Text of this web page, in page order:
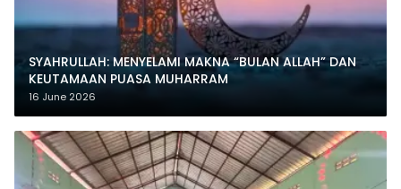
SYAHRULLAH: MENYELAMI MAKNA “BULAN ALLAH” DAN
KEUTAMAAN PUASA MUHARRAM
16 June 2026